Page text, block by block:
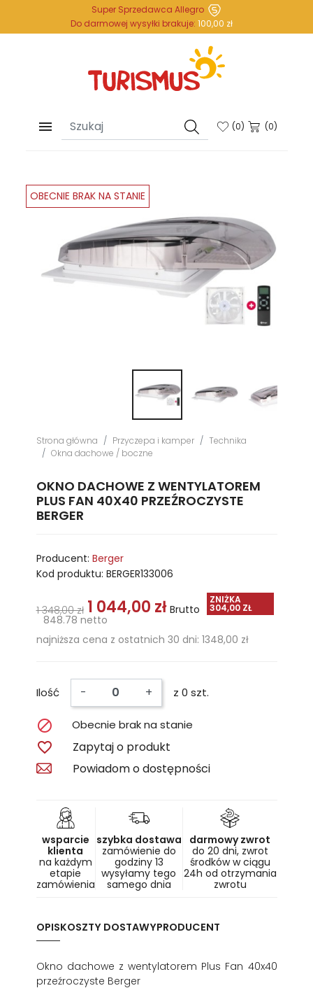
Do darmowej wysyłki brakuje: 100,00 zł
Super Sprzedawca Allegro
 (0) (0)
OBECNIE BRAK NA STANIE
Strona główna Przyczepa i kamper
Technika
Okna dachowe / boczne
OKNO DACHOWE Z WENTYLATOREM
PLUS FAN 40X40 PRZEŹROCZYSTE
BERGER
Producent: Berger
Kod produktu: BERGER133006
1 348,00 zł 1 044,00 zł Brutto
ZNIŻKA
304,00 ZŁ
848.78 netto
najniższa cena z ostatnich 30 dni: 1348,00 zł
Ilość - + z 0 szt.
 Obecnie brak na stanie

Zapytaj o produkt
Powiadom o dostępności
wsparcie
klienta
na każdym
etapie
zamówienia
szybka dostawa
zamówienie do
godziny 13
wysyłamy tego
samego dnia
darmowy zwrot
do 20 dni, zwrot
środków w ciągu
24h od otrzymania
zwrotu
OPISKOSZTY DOSTAWYPRODUCENT
Okno dachowe z wentylatorem Plus Fan 40x40
przeźroczyste Berger